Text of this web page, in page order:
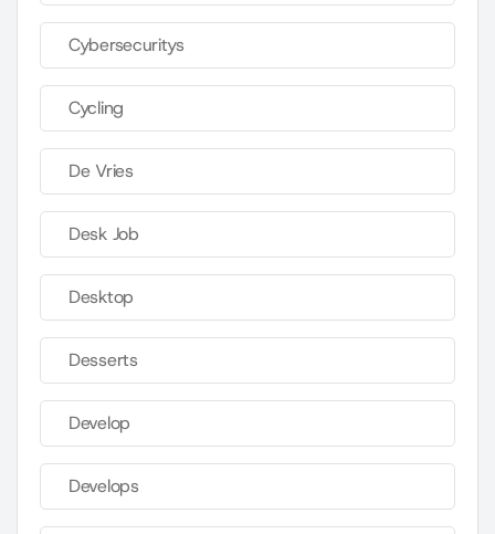
Cybersecuritys
Cycling
De Vries
Desk Job
Desktop
Desserts
Develop
Develops